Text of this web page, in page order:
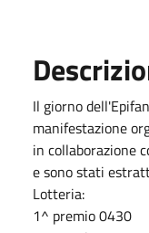
Il giorno
manifestazione
in collaborazione
e sono stati
Lotteria:
1^ premio 0430